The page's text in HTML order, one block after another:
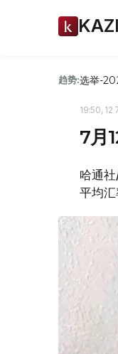
趋势:选举-
19:50, 12
7月
哈通
平均汇